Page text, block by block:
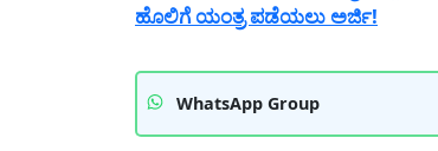
ಹೊಲಿಗೆ ಯಂತ್ರ ಪಡೆಯಲು ಅರ್ಜಿ!
WhatsApp Group